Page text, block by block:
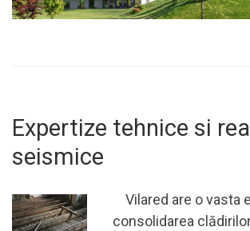
Expertize tehnice si
seismice
Vilared are o vasta
consolidarea